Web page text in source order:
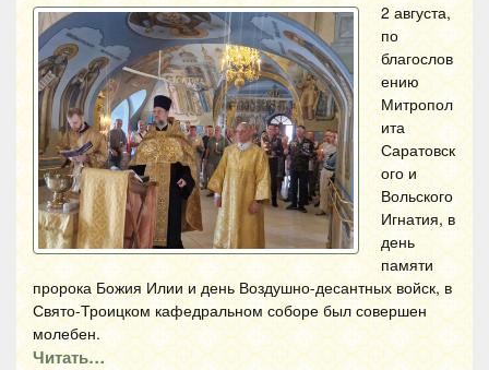
2 августа,
по
благослов
ению
Митропол
ита
Саратовск
ого и
Вольского
Игнатия, в
день
памяти
пророка Божия Илии и день Воздушно-десантных войск, в
Свято-Троицком кафедральном соборе был совершен
молебен.
Читать…